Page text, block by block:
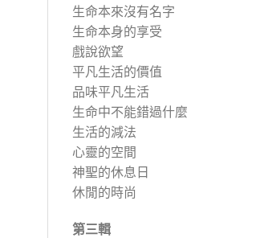
生命本來沒有名字
生命本身的享受
戲說欲望
平凡生活的價值
品味平凡生活
生命中不能錯過什麼
生活的減法
心靈的空間
神聖的休息日
休閒的時尚
第三輯